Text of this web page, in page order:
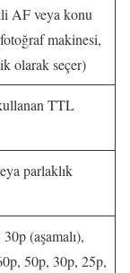
AF veya konu
makinesi,
olarak seçer)
TTL
parlaklık
(aşamalı),
50p, 30p, 25p,